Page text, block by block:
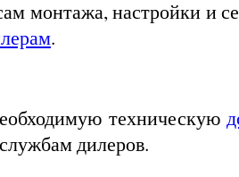
монтажа, настройки и
.
техническую
дилеров.